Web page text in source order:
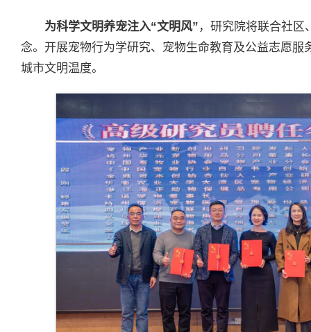
为科学文明养宠注入“文明风” ，研究院将联合社区
念。开展宠物行为学研究、宠物生命教育及公益志愿服
城市文明温度。